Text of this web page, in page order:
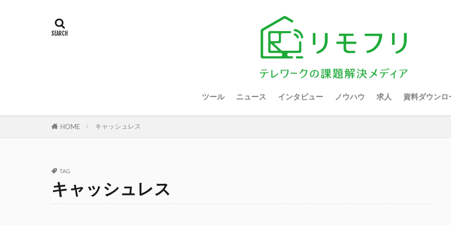
ツール ニュース インタビュー ノウハウ 求人 資料ダウンロ
HOME キャッシュレス
TAG
キャッシュレス